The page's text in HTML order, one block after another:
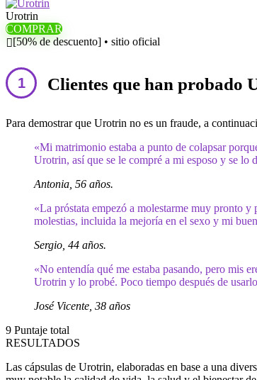
Urotrin
COMPRAR
[50% de descuento] • sitio oficial
Clientes que han probado
Para demostrar que Urotrin no es un fraude, a
«Mi matrimonio estaba a punto de colapsar
Urotrin, así que se le compré a mi esposo y se lo
Antonia, 56 años.
«La próstata empezó a molestarme muy pronto
molestias, incluida la mejoría en el sexo y mi
Sergio, 44 años.
«No entendía qué me estaba pasando, pero mis
Urotrin y lo probé. Poco tiempo después de
José Vicente, 38 años
9 Puntaje total
RESULTADOS
Las cápsulas de Urotrin, elaboradas en base a una